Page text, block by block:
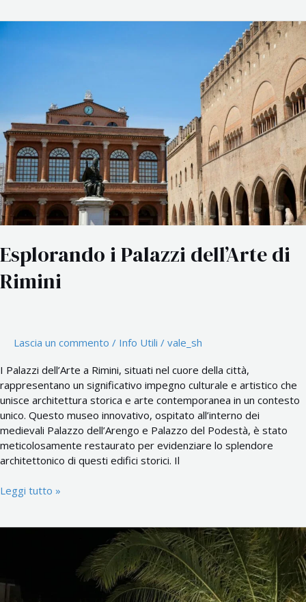
Esplorando i Palazzi dell’Arte di
Rimini
Lascia un commento / Info Utili / vale_sh
I Palazzi dell’Arte a Rimini, situati nel cuore della città,
rappresentano un significativo impegno culturale e artistico che
unisce architettura storica e arte contemporanea in un contesto
unico. Questo museo innovativo, ospitato all’interno dei
medievali Palazzo dell’Arengo e Palazzo del Podestà, è stato
meticolosamente restaurato per evidenziare lo splendore
architettonico di questi edifici storici. Il
Esplorando
i
Leggi tutto »
green